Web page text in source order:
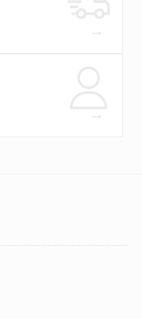
→
→